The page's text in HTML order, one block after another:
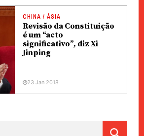
CHINA / ÁSIA
Revisão da Constituição
é um “acto
significativo”, diz Xi
Jinping
23 Jan 2018